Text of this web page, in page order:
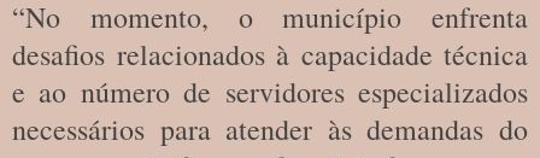
“No momento, o município enfrenta
desafios relacionados à capacidade técnica
e ao número de servidores especializados
necessários para atender às demandas do